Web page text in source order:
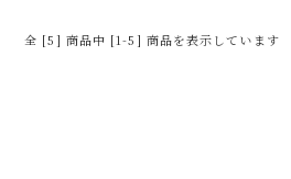
全 [5] 商品中 [1-5] 商品を表示しています